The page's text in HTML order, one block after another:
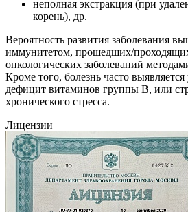
неполная экстракция (при
корень), др.
Вероятность развития заболевания
иммунитетом, прошедших/
онкологических заболеваний
Кроме того, болезнь часто
дефицит витаминов группы В, или
хронического стресса.
Лицензии